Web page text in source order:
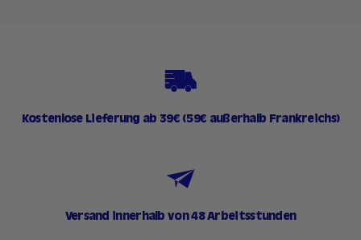
Kostenlose Lieferung ab 39€ (59€ außerhalb Frankreichs)
Versand innerhalb von 48 Arbeitsstunden